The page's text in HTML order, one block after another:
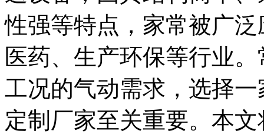
性强等特点，家常被广
医药、生产环保等行业
工况的气动需求，选择
定制厂家至关重要。本